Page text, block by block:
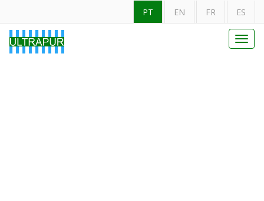
PT EN FR ES